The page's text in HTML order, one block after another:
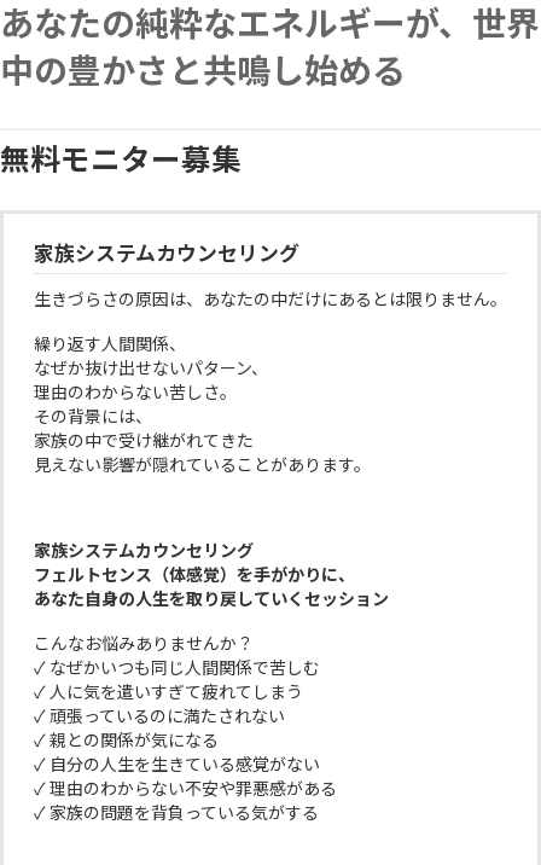
内
容
を
ス
プ
あなたの純粋なエネルギーが、世界
中の豊かさと共鳴し始める
無料モニター募集
家族システムカウンセリング
生きづらさの原因は、あなたの中だけにあるとは限りません。
繰り返す人間関係、
なぜか抜け出せないパターン、
理由のわからない苦しさ。
その背景には、
家族の中で受け継がれてきた
見えない影響が隠れていることがあります。
家族システムカウンセリング
フェルトセンス（体感覚）を手がかりに、
あなた自身の人生を取り戻していくセッション
こんなお悩みありませんか？
✓ なぜかいつも同じ人間関係で苦しむ
✓ 人に気を遣いすぎて疲れてしまう
✓ 頑張っているのに満たされない
✓ 親との関係が気になる
✓ 自分の人生を生きている感覚がない
✓ 理由のわからない不安や罪悪感がある
✓ 家族の問題を背負っている気がする